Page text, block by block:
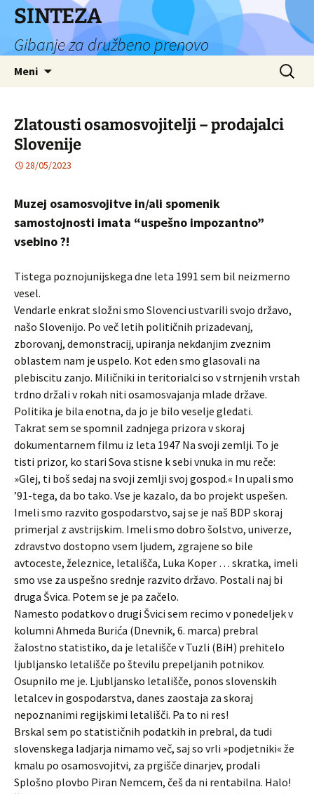
Preskoči
vsebino
SINTEZA
Gibanje za družbeno prenovo
Meni Išči:
Zlatousti osamosvojitelji – prodajalci
Slovenije
28/05/2023
Muzej osamosvojitve in/ali spomenik
samostojnosti imata “uspešno impozantno”
vsebino ?!
Tistega poznojunijskega dne leta 1991 sem bil neizmerno
vesel.
Vendarle enkrat složni smo Slovenci ustvarili svojo državo,
našo Slovenijo. Po več letih političnih prizadevanj,
zborovanj, demonstracij, upiranja nekdanjim zveznim
oblastem nam je uspelo. Kot eden smo glasovali na
plebiscitu zanjo. Miličniki in teritorialci so v strnjenih vrstah
trdno držali v rokah niti osamosvajanja mlade države.
Politika je bila enotna, da jo je bilo veselje gledati.
Takrat sem se spomnil zadnjega prizora v skoraj
dokumentarnem filmu iz leta 1947 Na svoji zemlji. To je
tisti prizor, ko stari Sova stisne k sebi vnuka in mu reče:
»Glej, ti boš sedaj na svoji zemlji svoj gospod.« In upali smo
’91-tega, da bo tako. Vse je kazalo, da bo projekt uspešen.
Imeli smo razvito gospodarstvo, saj se je naš BDP skoraj
primerjal z avstrijskim. Imeli smo dobro šolstvo, univerze,
zdravstvo dostopno vsem ljudem, zgrajene so bile
avtoceste, železnice, letališča, Luka Koper … skratka, imeli
smo vse za uspešno srednje razvito državo. Postali naj bi
druga Švica. Potem se je pa začelo.
Namesto podatkov o drugi Švici sem recimo v ponedeljek v
kolumni Ahmeda Burića (Dnevnik, 6. marca) prebral
žalostno statistiko, da je letališče v Tuzli (BiH) prehitelo
ljubljansko letališče po številu prepeljanih potnikov.
Osupnilo me je. Ljubljansko letališče, ponos slovenskih
letalcev in gospodarstva, danes zaostaja za skoraj
nepoznanimi regijskimi letališči. Pa to ni res!
Brskal sem po statističnih podatkih in prebral, da tudi
slovenskega ladjarja nimamo več, saj so vrli »podjetniki« že
kmalu po osamosvojitvi, za prgišče dinarjev, prodali
Splošno plovbo Piran Nemcem, češ da ni rentabilna. Halo!